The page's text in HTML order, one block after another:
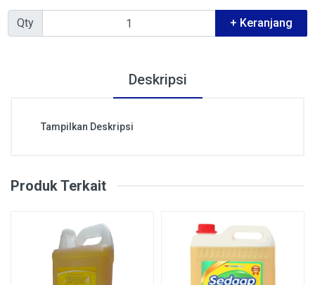
Qty + Keranjang
Deskripsi
Tampilkan Deskripsi
Produk Terkait